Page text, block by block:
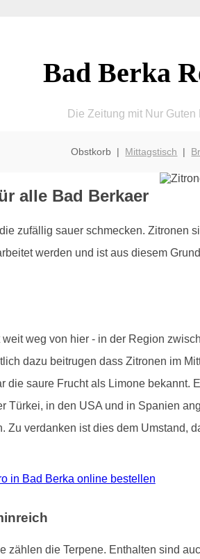
Bad Berka
Die Zeitung mit Nur Guten
Obstkorb | Mittagstisch |
alle Bad Berkaer
zufällig sauer schmecken. Zitronen
werden und ist aus diesem
weg von hier - in der Region
dazu beitrugen dass Zitronen im
die saure Frucht als Limone
Türkei, in den USA und in Spanien
Zu verdanken ist dies dem Umstand,
in Bad Berka online bestellen
zählen die Terpene. Enthalten sind